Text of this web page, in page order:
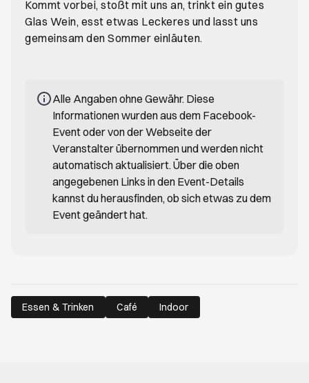
Kommt vorbei, stoßt mit uns an, trinkt ein gutes
Glas Wein, esst etwas Leckeres und lasst uns
gemeinsam den Sommer einläuten.
Alle Angaben ohne Gewähr. Diese
Informationen wurden aus dem Facebook-
Event oder von der Webseite der
Veranstalter übernommen und werden nicht
automatisch aktualisiert. Über die oben
angegebenen Links in den Event-Details
kannst du herausfinden, ob sich etwas zu dem
Event geändert hat.
Essen & Trinken Café Indoor